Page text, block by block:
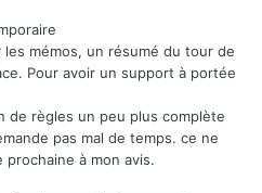
mémos, un résumé du tour de
Pour avoir un support à portée
de règles un peu plus complète
pas mal de temps. ce ne
prochaine à mon avis.